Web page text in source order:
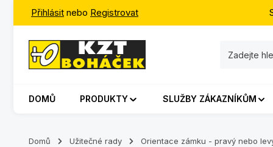
na hlavní obsah
Přeskočit na vyhledávání
Přeskočit na hlavní navigaci
Přihlásit nebo Registrovat
DOMŮ PRODUKTY SLUŽBY ZÁKAZNÍKŮM
Domů Užitečné rady Orientace zámku - pravý nebo